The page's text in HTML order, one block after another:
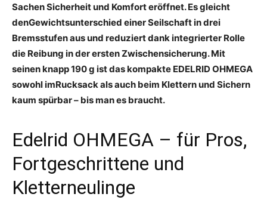
SachenSicherheitund Komforteröffnet. Esgleicht
denGewichtsunterschied einerSeilschaftindrei
Bremsstufenaus und reduziertdankintegrierter Rolle
die Reibung in der ersten Zwischensicherung. Mit
seinen knapp 190 g ist das kompakte EDELRID OHMEGA
sowohlimRucksackalsauch beim Kletternund Sichern
kaum spürbar – bis man es braucht.
Edelrid OHMEGA – für Pros,
Fortgeschrittene und
Kletterneulinge